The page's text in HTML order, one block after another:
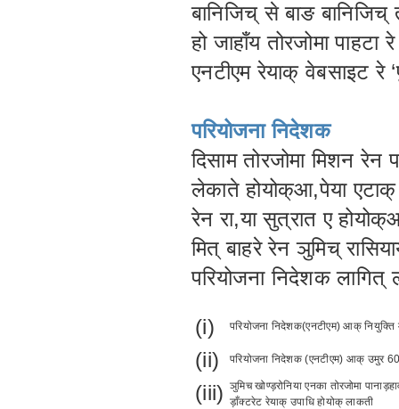
बानिजिच् से बाङ
हो जाहाँय तोरजोमा
एनटीएम रेयाक् वेबसाइट
परियोजना निदेशक
दिसाम तोरजोमा मिशन
लेकाते होयोक्आ,पेया
रेन रा,या सुत्रात ए
मित् बाहरे रेन ञुमिच्
परियोजना निदेशक
(i) परियोजना निदेशक(एनटीएम) आक्
(ii) परियोजना निदेशक (एनटीएम) आक् उमुर
(iii) ञुमिच खोण्ड़रोनिया एनका तोरजोमा
ड़ाँक्टरेट रेयाक् उपाधि होयोक् लाकती